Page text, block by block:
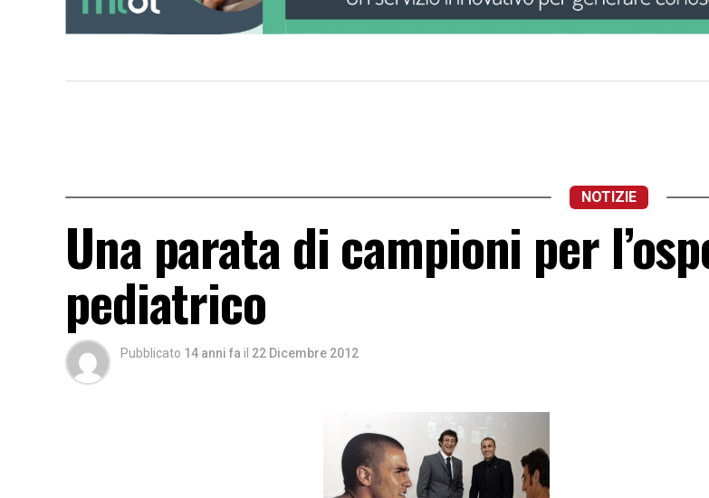
NOTIZIE
Una parata di campioni per
pediatrico
Pubblicato 14 anni fa il 22 Dicembre 2012